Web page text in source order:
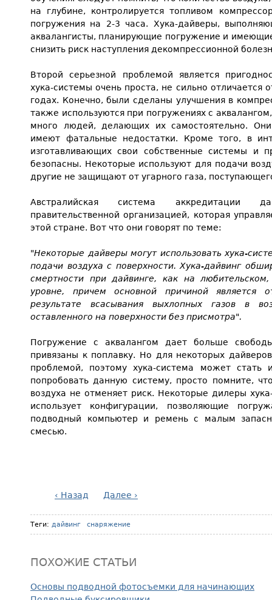
на глубине, контролируется топливом
погружения на 2-3 часа. Хука-дайверы,
аквалангисты, планирующие погружение и
снизить риск наступления декомпрессионной
Второй серьезной проблемой является
хука-системы очень проста, не сильно отличается
годах. Конечно, были сделаны улучшения в
также используются при погружениях с
много людей, делающих их самостоятельно.
имеют фатальные недостатки. Кроме того, в
изготавливающих свои собственные системы и
безопасны. Некоторые используют для подачи
другие не защищают от угарного газа,
Австралийская система аккредитации
правительственной организацией, которая
этой стране. Вот что они говорят по теме:
"Некоторые дайверы могут использовать хука-
подачи воздуха с поверхности. Хука-дайвинг
смертности при дайвинге, как на
уровне, причем основной причиной является
результате всасывания выхлопных газов в
оставленного на поверхности без присмотра".
Погружение с аквалангом дает больше
привязаны к поплавку. Но для некоторых
проблемой, поэтому хука-система может
попробовать данную систему, просто помните,
воздуха не отменяет риск. Некоторые дилеры
использует конфигурации, позволяющие
подводный компьютер и ремень с малым
смесью.
‹ Назад Далее ›
Теги: дайвинг снаряжение
ПОХОЖИЕ СТАТЬИ
Основы подводной фотосъемки для начинающих